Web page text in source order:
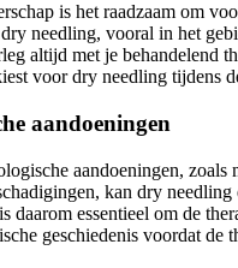
is het raadzaam om
dry needling, vooral in het
altijd met je behandelend
voor dry needling tijdens
aandoeningen
aandoeningen, zoals
kan dry needling
daarom essentieel om de
geschiedenis voordat de